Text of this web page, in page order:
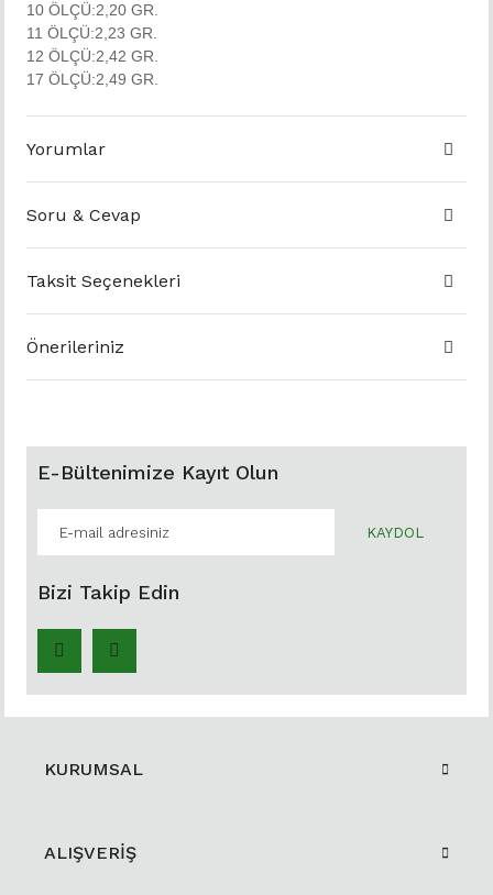
10 ÖLÇÜ:2,20 GR.
11 ÖLÇÜ:2,23 GR.
12 ÖLÇÜ:2,42 GR.
17 ÖLÇÜ:2,49 GR.
Yorumlar
Soru & Cevap
Taksit Seçenekleri
Önerileriniz
E-Bültenimize Kayıt Olun
KAYDOL
Bizi Takip Edin
KURUMSAL
ALIŞVERİŞ